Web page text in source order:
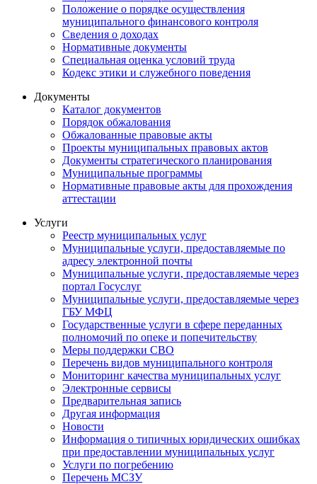
Положение о порядке осуществления
муниципального финансового контроля
Сведения о доходах
Нормативные документы
Специальная оценка условий труда
Кодекс этики и служебного поведения
Документы
Каталог документов
Порядок обжалования
Обжалованные правовые акты
Проекты муниципальных правовых актов
Документы стратегического планирования
Муниципальные программы
Нормативные правовые акты для прохождения
аттестации
Услуги
Реестр муниципальных услуг
Муниципальные услуги, предоставляемые по
адресу электронной почты
Муниципальные услуги, предоставляемые через
портал Госуслуг
Муниципальные услуги, предоставляемые через
ГБУ МФЦ
Государственные услуги в сфере переданных
полномочий по опеке и попечительству
Меры поддержки СВО
Перечень видов муниципального контроля
Мониторинг качества муниципальных услуг
Электронные сервисы
Предварительная запись
Другая информация
Новости
Информация о типичных юридических ошибках
при предоставлении муниципальных услуг
Услуги по погребению
Перечень МСЗУ